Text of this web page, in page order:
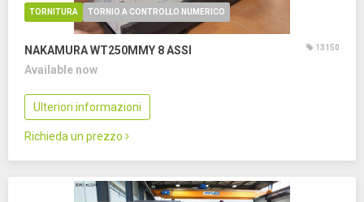
TORNITURA TORNIO A CONTROLLO NUMERICO
NAKAMURA WT250MMY 8 ASSI 13150
Available now
Ulteriori informazioni
Richieda un prezzo